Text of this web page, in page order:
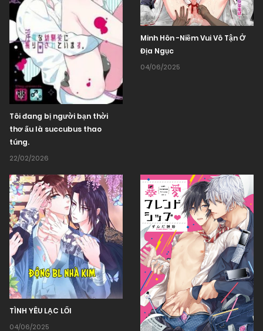
Tôi đang bị người bạn thời
thơ ấu là succubus thao
túng.
22/02/2026
Minh Hôn -Niềm Vui Vô Tận Ở
Địa Ngục
04/06/2025
TÌNH YÊU LẠC LỐI
04/06/2025